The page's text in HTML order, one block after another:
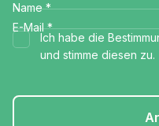
Name *
E-Mail *
Ich habe die
und stimme diesen zu.